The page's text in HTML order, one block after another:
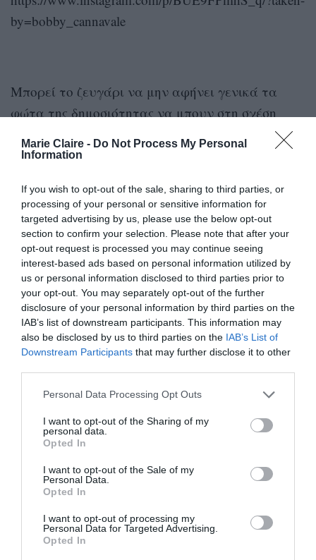
Marie Claire - Do Not Process My Personal
Information
If you wish to opt-out of the sale, sharing to third parties, or
processing of your personal or sensitive information for
targeted advertising by us, please use the below opt-out
section to confirm your selection. Please note that after your
opt-out request is processed you may continue seeing
interest-based ads based on personal information utilized by
us or personal information disclosed to third parties prior to
your opt-out. You may separately opt-out of the further
disclosure of your personal information by third parties on the
IAB’s list of downstream participants. This information may
also be disclosed by us to third parties on the IAB’s List of
Downstream Participants that may further disclose it to other
Personal Data Processing Opt Outs
I want to opt-out of the Sharing of my
personal data.
Opted In
I want to opt-out of the Sale of my
Personal Data.
Opted In
I want to opt-out of processing my
Personal Data for Targeted Advertising.
Opted In
by=bobby_cannavale
Μπορεί το ζευγάρι να μην αφήνει γενικά τα
φώτα της δημοσιότητας να μπουν στη σχέση
τους, ωστόσο επέλεξε να μην αφήσει κρυφά τα
ευχάριστα νέα, και έσπευσε να ανακοινώσει με
πολυαγαπημένης ηθοποιού. «Είμαι λίγο
κουρασμένη όμως νιώθω όμορφα. Όλοι στα
γυρίσματα σήμερα ήταν πολύ γλυκείς μαζί μου
και πάντα σε προσέχουν περισσότερο όταν είσαι
έγκυος», εξομολογήθηκε μιλώντας για τη νέα
ταινία που γυρίζει αυτό το διάστημα.
https://www.instagram.com/p/BWDMiHRgogi/
Φέτος το καλοκαίρι μάλιστα το ζευγάρι επέλεξε
τη Σαντορίνη για τις διακοπές του και ο
ηθοποιός δεν παρέλειψε να ανεβάσει πλούσιο
φωτογραφικό υλικό στο προσωπικό του προφίλ
ADVERTISEMENT - CONTINUE READING BELOW